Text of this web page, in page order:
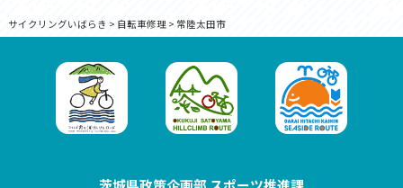
サイクリングいばらき > 自転車修理> 常陸太田市